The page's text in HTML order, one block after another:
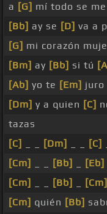
a [G] mí todo se
[Bb] ay se [D] va a
[G] mi corazón
[Bm] ay [Bb] si tú
[Ab] yo te [Em] juro
[Dm] y a quien [C]
tazas
[C]
[Dm] [C]
[Cm]
[Bb] [Eb]
[Cm]
[Bb] [Cm]
[Cm] quién [Bb]